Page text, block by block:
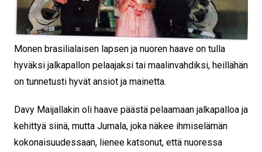
Monen brasilialaisen lapsen ja nuoren haave on tulla
hyväksi jalkapallon pelaajaksi tai maalinvahdiksi, heillähän
on tunnetusti hyvät ansiot ja mainetta.
Davy Maijallakin oli haave päästä pelaamaan jalkapalloa ja
kehittyä siinä, mutta Jumala, joka näkee ihmiselämän
kokonaisuudessaan, lienee katsonut, että nuoressa